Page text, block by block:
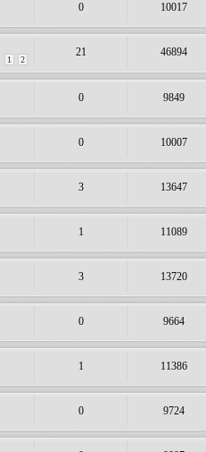
0 10017
1 2
21 46894
0 9849
0 10007
3 13647
1 11089
3 13720
0 9664
1 11386
0 9724